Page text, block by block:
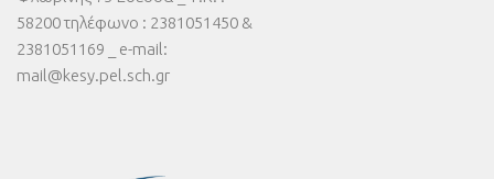
58200 τηλέφωνο : 2381051450 &
2381051169 _ e-mail:
mail@kesy.pel.sch.gr